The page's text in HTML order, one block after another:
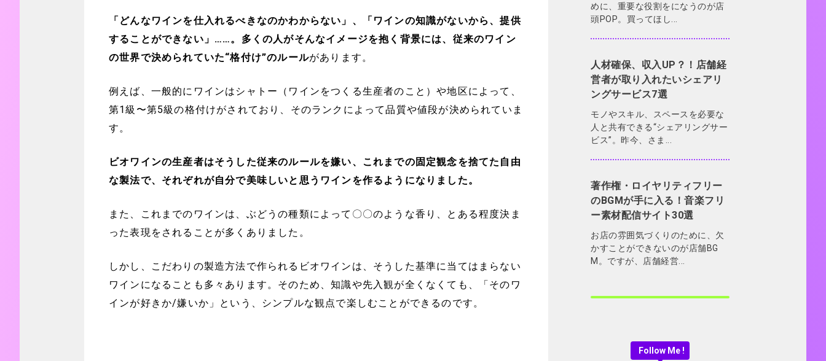
「どんなワインを仕入れるべきなのかわからない」、「ワインの知識がないから、提供
することができない」……。多くの人がそんなイメージを抱く背景には、従来のワイン
の世界で決められていた“格付け”のルールがあります。
例えば、一般的にワインはシャトー（ワインをつくる生産者のこと）や地区によって、
第1級〜第5級の格付けがされており、そのランクによって品質や値段が決められていま
す。
ビオワインの生産者はそうした従来のルールを嫌い、これまでの固定観念を捨てた自由
な製法で、それぞれが自分で美味しいと思うワインを作るようになりました。
また、これまでのワインは、ぶどうの種類によって〇〇のような香り、とある程度決ま
った表現をされることが多くありました。
しかし、こだわりの製造方法で作られるビオワインは、そうした基準に当てはまらない
ワインになることも多々あります。そのため、知識や先入観が全くなくても、「そのワ
インが好きか/嫌いか」という、シンプルな観点で楽しむことができるのです。
めに、重要な役割をになうのが店
頭POP。買ってほし...
人材確保、収入UP？！店舗経
営者が取り入れたいシェアリ
ングサービス7選
モノやスキル、スペースを必要な
人と共有できる“シェアリングサー
ビス”。昨今、さま...
著作権・ロイヤリティフリー
のBGMが手に入る！音楽フリ
ー素材配信サイト30選
お店の雰囲気づくりのために、欠
かすことができないのが店舗BG
M。ですが、店舗経営...
Follow Me !